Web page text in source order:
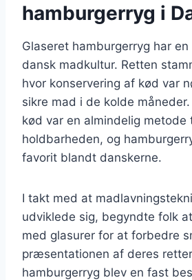
hamburgerryg i
Glaseret hamburgerryg har
dansk madkultur. Retten
hvor konservering af kød var
sikre mad i de kolde
kød var en almindelig
holdbarheden, og
favorit blandt danskerne.
I takt med at
udviklede sig, begyndte folk
med glasurer for at forbedre
præsentationen af deres
hamburgerryg blev en fast